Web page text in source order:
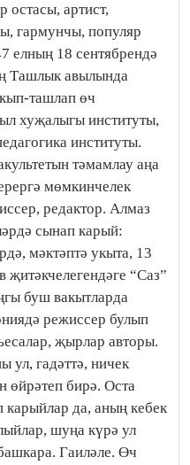
артист,
гармунчы, популяр
елның 18 сентябрендә
Ташлык авылында
ташлап өч
хуҗалыгы институты,
институты.
тәмамлау аңа
мөмкинчелек
редактор. Алмаз
сынап карый:
мәктәптә укыта, 13
җитәкчелегендәге “Саз”
буш вакытларда
режиссер булып
җырлар авторы.
ул, гадәттә, ничек
өйрәтеп бирә. Оста
да, аның кебек
шуңа күрә ул
Гаиләле. Өч